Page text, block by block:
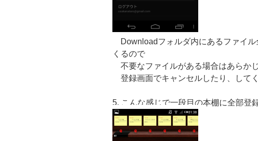
Downloadフォルダ内にあるファイル
くるので
不要なファイルがある場合はあらかじ
登録画面でキャンセルしたり、してく
5. こんな感じで一段目の本棚に全部登